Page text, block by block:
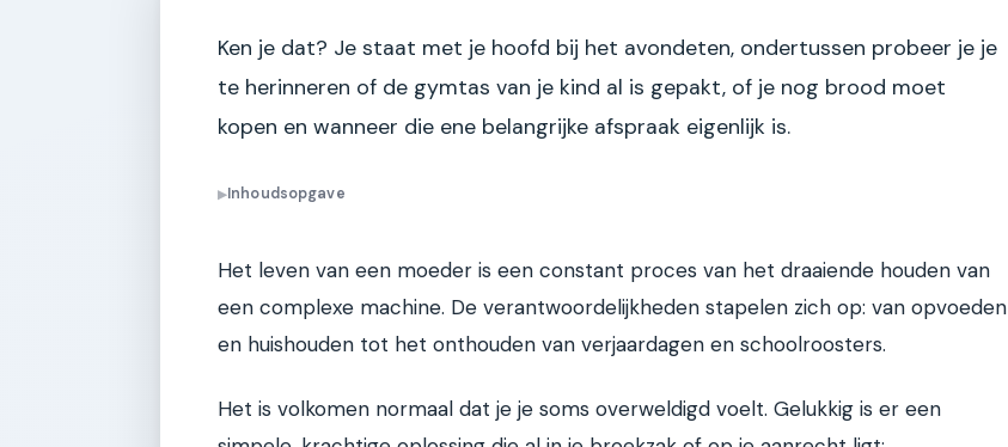
Ken je dat? Je staat met je hoofd bij het avondeten, ondertussen probeer je je
te herinneren of de gymtas van je kind al is gepakt, of je nog brood moet
kopen en wanneer die ene belangrijke afspraak eigenlijk is.
▶Inhoudsopgave
Het leven van een moeder is een constant proces van het draaiende houden van
een complexe machine. De verantwoordelijkheden stapelen zich op: van opvoeden
en huishouden tot het onthouden van verjaardagen en schoolroosters.
Het is volkomen normaal dat je je soms overweldigd voelt. Gelukkig is er een